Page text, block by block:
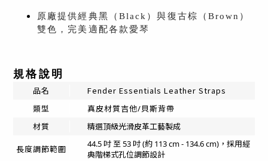
原廠提供經典黑（Black）與復古棕（Brown）
雙色，完美適配各款愛琴
規格說明
品名
Fender Essentials Leather Straps
類型
真皮材質吉他/貝斯背帶
材質
精選頂級光滑皮革工藝製成
長度調節範圍
44.5 吋 至 53 吋 (約 113 cm - 134.6 cm)，採用經
典階梯式孔位調節設計